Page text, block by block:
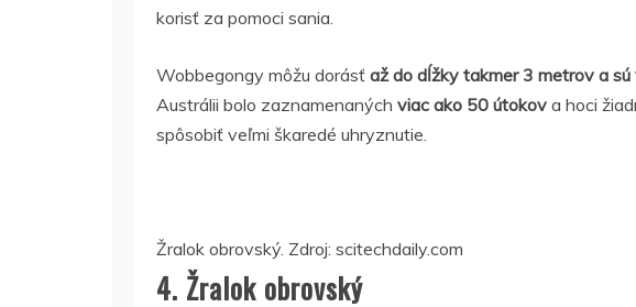
korisť za pomoci sania.
Wobbegongy môžu dorásť až do dĺžky takmer 3 metrov a
Austrálii bolo zaznamenaných viac ako 50 útokov a hoci
spôsobiť veľmi škaredé uhryznutie.
Žralok obrovský. Zdroj: scitechdaily.com
4. Žralok obrovský